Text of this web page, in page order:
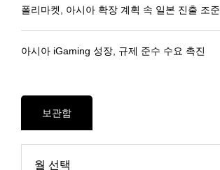
폴리마켓, 아시아 확장 계획 속 일본 진출 조준
아시아 iGaming 성장, 규제 준수 수요 촉진
보관함